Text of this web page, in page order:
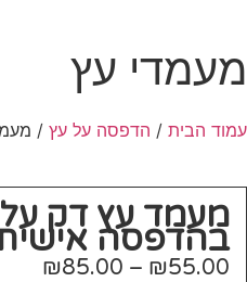
מעמדי עץ
עמוד הבית / הדפסה על עץ /
מעמד עץ דק על
בהדפסה
₪55.00
–
₪85.00